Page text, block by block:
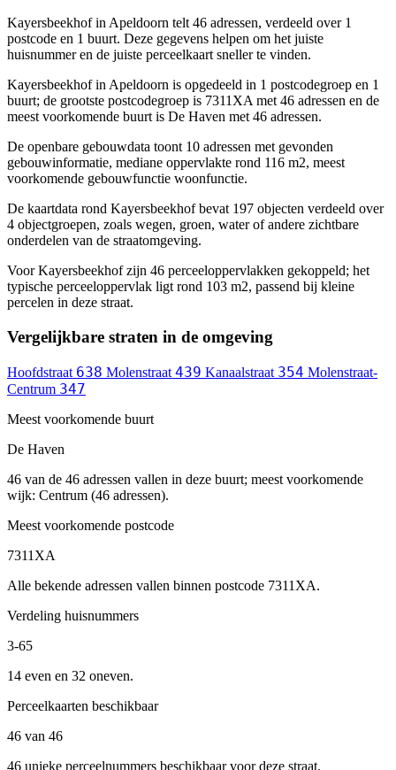
Kayersbeekhof in Apeldoorn telt 46 adressen, verdeeld over 1
postcode en 1 buurt. Deze gegevens helpen om het juiste
huisnummer en de juiste perceelkaart sneller te vinden.
Kayersbeekhof in Apeldoorn is opgedeeld in 1 postcodegroep en 1
buurt; de grootste postcodegroep is 7311XA met 46 adressen en de
meest voorkomende buurt is De Haven met 46 adressen.
De openbare gebouwdata toont 10 adressen met gevonden
gebouwinformatie, mediane oppervlakte rond 116 m2, meest
voorkomende gebouwfunctie woonfunctie.
De kaartdata rond Kayersbeekhof bevat 197 objecten verdeeld over
4 objectgroepen, zoals wegen, groen, water of andere zichtbare
onderdelen van de straatomgeving.
Voor Kayersbeekhof zijn 46 perceeloppervlakken gekoppeld; het
typische perceeloppervlak ligt rond 103 m2, passend bij kleine
percelen in deze straat.
Vergelijkbare straten in de omgeving
Hoofdstraat 638 Molenstraat 439 Kanaalstraat 354 Molenstraat-
Centrum 347
Meest voorkomende buurt
De Haven
46 van de 46 adressen vallen in deze buurt; meest voorkomende
wijk: Centrum (46 adressen).
Meest voorkomende postcode
7311XA
Alle bekende adressen vallen binnen postcode 7311XA.
Verdeling huisnummers
3-65
14 even en 32 oneven.
Perceelkaarten beschikbaar
46 van 46
46 unieke perceelnummers beschikbaar voor deze straat.